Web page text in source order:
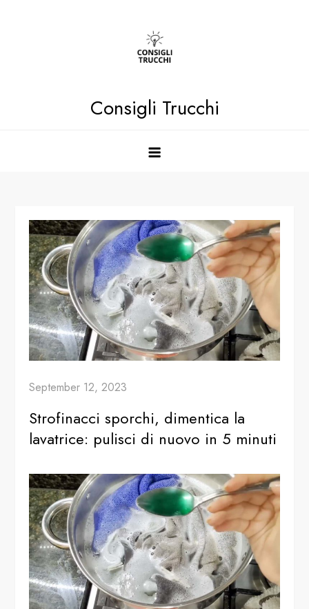
Consigli Trucchi
September 12, 2023
Strofinacci sporchi, dimentica la
lavatrice: pulisci di nuovo in 5 minuti